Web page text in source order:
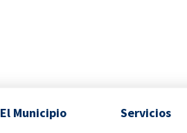
El Municipio Servicios